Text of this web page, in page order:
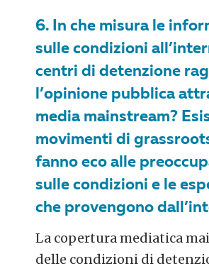
6. In che misura le
sulle condizioni
centri di detenzione
l’opinione pubblica
media mainstream?
movimenti di
fanno eco alle
sulle condizioni e le
che provengono
La copertura mediatica
delle condizioni di